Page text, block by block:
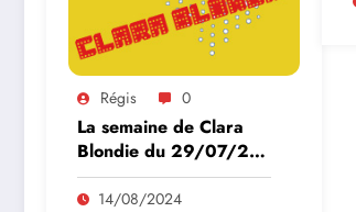
Régis 0
La semaine de Clara
Blondie du 29/07/24
au 25/08/24
14/08/2024